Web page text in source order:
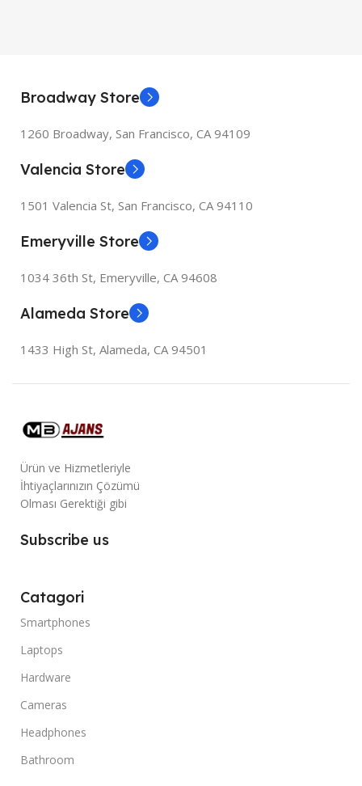
Broadway Store
1260 Broadway, San Francisco, CA 94109
Valencia Store
1501 Valencia St, San Francisco, CA 94110
Emeryville Store
1034 36th St, Emeryville, CA 94608
Alameda Store
1433 High St, Alameda, CA 94501
Ürün ve Hizmetleriyle
İhtiyaçlarınızın Çözümü
Olması Gerektiği gibi
Subscribe us
Catagori
Smartphones
Laptops
Hardware
Cameras
Headphones
Bathroom